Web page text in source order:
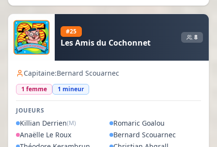
#25
Les Amis du Cochonnet
8
Capitaine:Bernard Scouarnec
1 femme 1 mineur
JOUEURS
Killian Derrien(M) Romaric Goalou
Anaëlle Le Roux Bernard Scouarnec